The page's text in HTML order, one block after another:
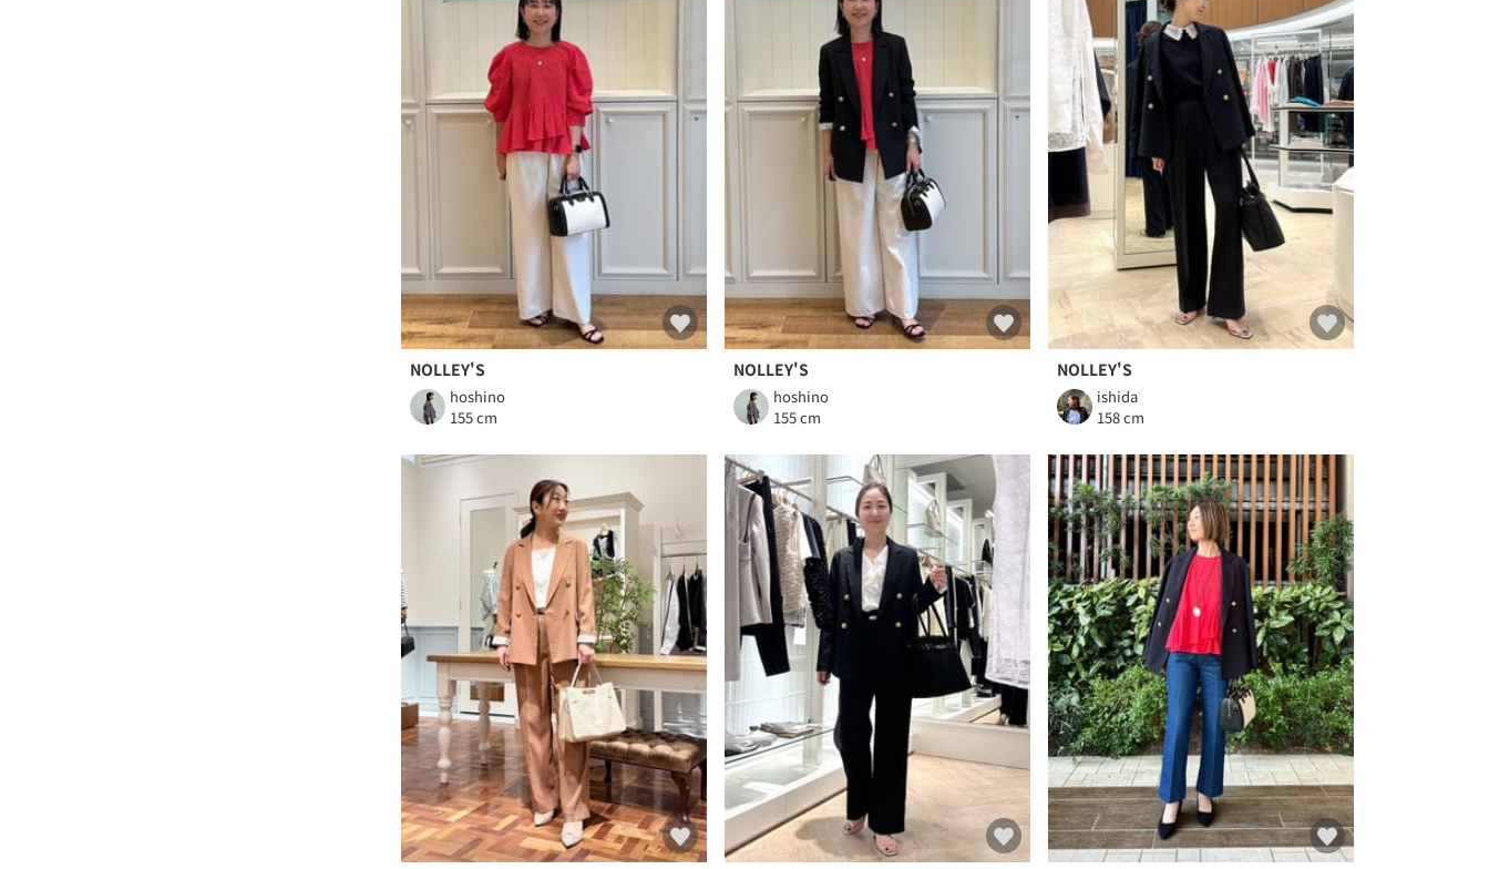
NOLLEY'S
hoshino
155 cm
NOLLEY'S
hoshino
155 cm
NOLLEY'S
ishida
158 cm